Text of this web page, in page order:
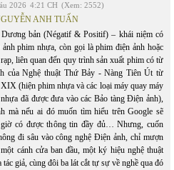
2026 4:21 CH (Xem: 2552)
ANH TUẤN
bản (Négatif & Positif) – khái niệm có
phim nhựa, còn gọi là phim điện ảnh hoặc
liên quan đến quy trình sản xuất phim có từ
của Nghệ thuật Thứ Bảy - Nàng Tiên Út từ
(hiện phim nhựa và các loại máy quay máy
đã được đưa vào các Bảo tàng Điện ảnh),
mà nếu ai đó muốn tìm hiểu trên Google sẽ
giờ có được thông tin đầy đủ… Nhưng, cuốn
đi sâu vào công nghệ Điện ảnh, chỉ mượn
cánh cửa ban đầu, một ký hiệu nghệ thuật
giả, cùng đôi ba lát cắt tự sự về nghề qua đó